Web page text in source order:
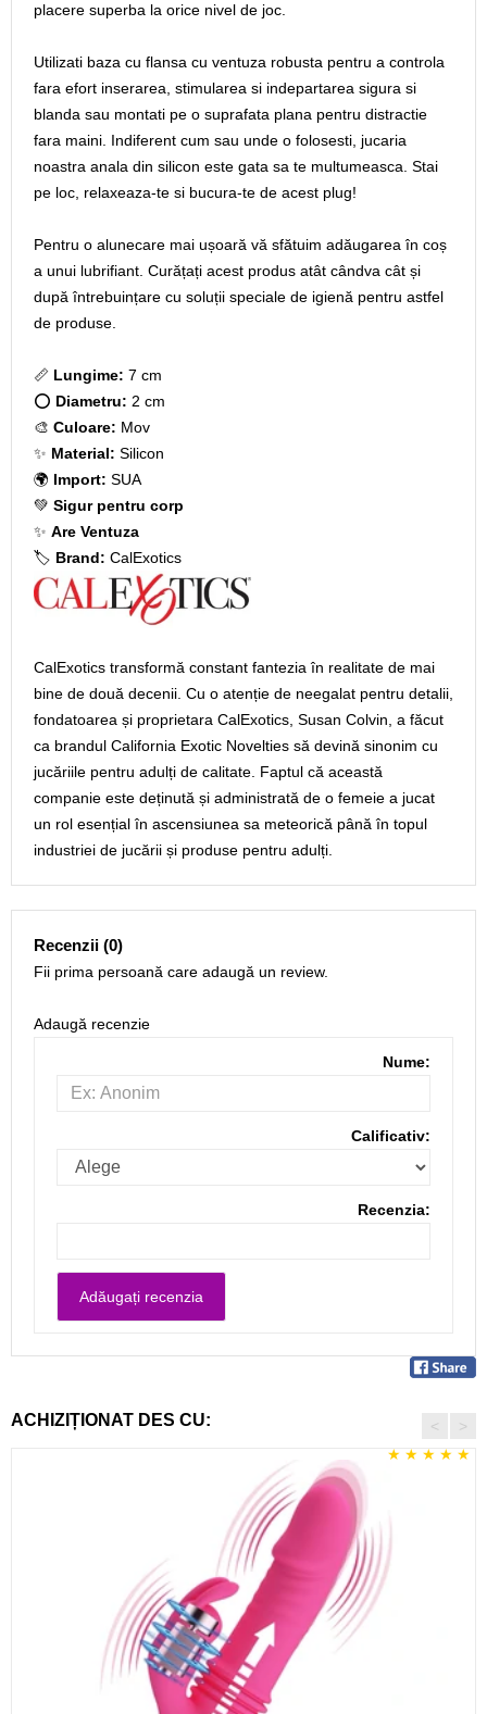
placere superba la orice nivel de joc.
Utilizati baza cu flansa cu ventuza robusta pentru a controla
fara efort inserarea, stimularea si indepartarea sigura si
blanda sau montati pe o suprafata plana pentru distractie
fara maini. Indiferent cum sau unde o folosesti, jucaria
noastra anala din silicon este gata sa te multumeasca. Stai
pe loc, relaxeaza-te si bucura-te de acest plug!
Pentru o alunecare mai ușoară vă sfătuim adăugarea în coș
a unui lubrifiant. Curățați acest produs atât cândva cât și
după întrebuințare cu soluții speciale de igienă pentru astfel
de produse.
📏 Lungime: 7 cm
⭕ Diametru: 2 cm
🎨 Culoare: Mov
✨ Material: Silicon
🌍 Import: SUA
💚 Sigur pentru corp
✨ Are Ventuza
🏷️ Brand: CalExotics
CalExotics transformă constant fantezia în realitate de mai
bine de două decenii. Cu o atenție de neegalat pentru detalii,
fondatoarea și proprietara CalExotics, Susan Colvin, a făcut
ca brandul California Exotic Novelties să devină sinonim cu
jucăriile pentru adulți de calitate. Faptul că această
companie este deținută și administrată de o femeie a jucat
un rol esențial în ascensiunea sa meteorică până în topul
industriei de jucării și produse pentru adulți.
Recenzii (0)
Fii prima persoană care adaugă un review.
Adaugă recenzie
Nume:
Calificativ:
Recenzia:
ACHIZIȚIONAT DES CU: < >